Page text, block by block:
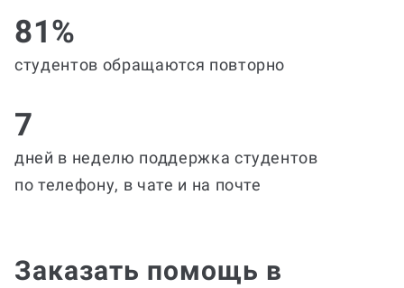
81%
студентов обращаются повторно
7
дней в неделю поддержка студентов
по телефону, в чате и на почте
Заказать помощь в